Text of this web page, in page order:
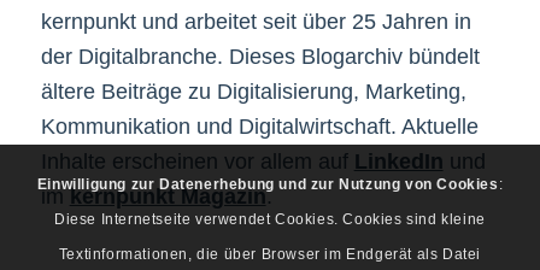
kernpunkt und arbeitet seit über 25 Jahren in
der Digitalbranche. Dieses Blogarchiv bündelt
ältere Beiträge zu Digitalisierung, Marketing,
Kommunikation und Digitalwirtschaft. Aktuelle
Inhalte erscheinen vor allem auf LinkedIn und
imkernpunkt Magazin.
Einwilligung zur Datenerhebung und zur Nutzung von Cookies :
Diese Internetseite verwendet Cookies. Cookies sind kleine
Textinformationen, die über Browser im Endgerät als Datei